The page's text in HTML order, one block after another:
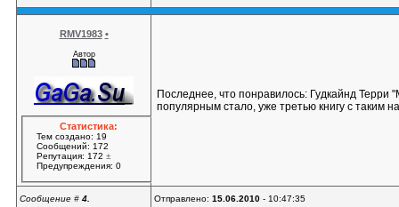
RMV1983 •
Автор
Статистика:
Тем создано: 19
Сообщений: 172
Репутация: 172±
Предупреждения: 0
Последнее, что понравилось: Гудкайнд
популярным стало, уже третью книгу с таким
Сообщение # 4. Отправлено: 15.06.2010 - 10:47:35